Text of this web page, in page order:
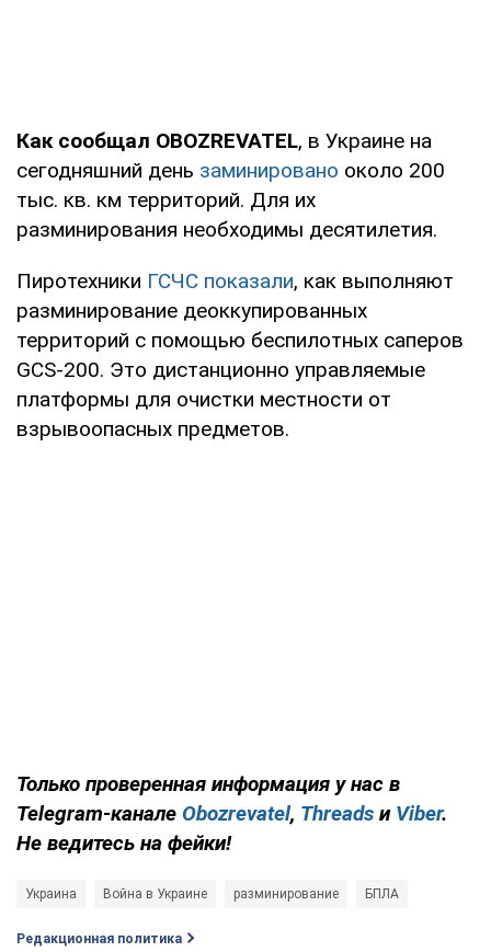
Как сообщал OBOZREVATEL, в Украине на
сегодняшний день заминировано около 200
тыс. кв. км территорий. Для их
разминирования необходимы десятилетия.
Пиротехники ГСЧС показали, как выполняют
разминирование деоккупированных
территорий с помощью беспилотных саперов
GCS-200. Это дистанционно управляемые
платформы для очистки местности от
взрывоопасных предметов.
Только проверенная информация у нас в
Telegram-канале Obozrevatel, Threads и Viber.
Не ведитесь на фейки!
Украина Война в Украине разминирование БПЛА
Редакционная политика